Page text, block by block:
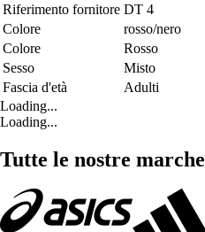
Riferimento fornitore DT 4
Colore
rosso/nero
Colore
Rosso
Sesso
Misto
Fascia d'età
Adulti
Loading...
Loading...
Tutte le nostre marche